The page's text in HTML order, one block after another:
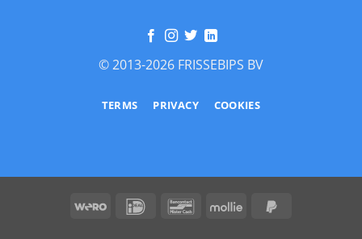
© 2013-2026 FRISSEBIPS BV
TERMS PRIVACY COOKIES
Wero IDeal BancontactMollie